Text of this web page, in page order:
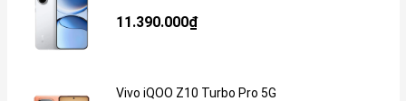
11.390.000₫
Vivo iQOO Z10 Turbo Pro 5G